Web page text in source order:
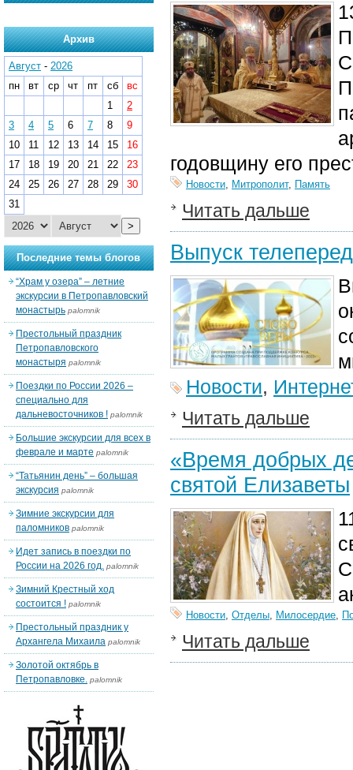
годовщину его
Новости, Митрополит, Память
Читать дальше
Выпуск
Новости,
Читать дальше
«Время добрых
святой Елизаветы
Новости, Отделы, Милосердие,
Читать дальше
Архив
Август - 2026
пн
вт ср чт пт сб
вс
1
2
3
4 5 6 7 8
9
10
11 12 13 14 15
16
17
18 19 20 21 22
23
24
25 26 27 28 29
30
31
>
Последние темы блогов
“Храм у озера” – летние
экскурсии в Петропавловский
монастырь palomnik
Престольный праздник
Петропавловского
монастыря palomnik
Поездки по России 2026 –
специально для
дальневосточников ! palomnik
Большие экскурсии для всех в
феврале и марте palomnik
“Татьянин день” – большая
экскурсия palomnik
Зимние экскурсии для
паломников palomnik
Идет запись в поездки по
России на 2026 год. palomnik
Зимний Крестный ход
состоится ! palomnik
Престольный праздник у
Архангела Михаила palomnik
Золотой октябрь в
Петропавловке. palomnik